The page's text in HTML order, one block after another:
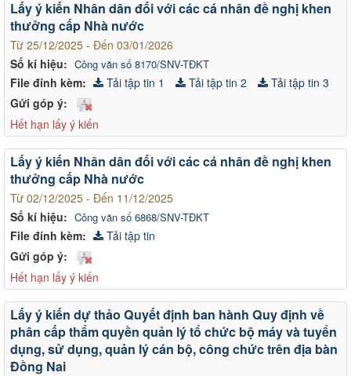
Số kí hiệu: Công văn số 8170/SNV-TĐKT
Lấy ý kiến Nhân dân đối với các cá nhân đề nghị khen
thưởng cấp Nhà nước
Từ 25/12/2025 - Đến 03/01/2026
File đính kèm: Tải tập tin 1 Tải tập tin 2
Tải tập tin 3
Gửi góp ý:
Hết hạn lấy ý kiến
Số kí hiệu: Công văn số 6868/SNV-TĐKT
Lấy ý kiến Nhân dân đối với các cá nhân đề nghị khen
thưởng cấp Nhà nước
Từ 02/12/2025 - Đến 11/12/2025
File đính kèm:
Tải tập tin
Gửi góp ý:
Hết hạn lấy ý kiến
Lấy ý kiến dự thảo Quyết định ban hành Quy định về
phân cấp thẩm quyền quản lý tổ chức bộ máy và tuyển
dụng, sử dụng, quản lý cán bộ, công chức trên địa bàn
Đồng Nai